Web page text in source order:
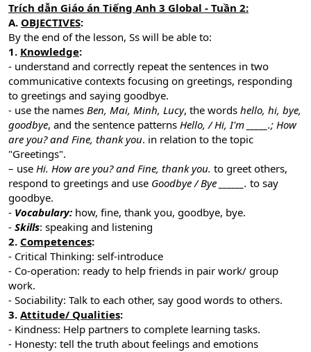
Trích dẫn Giáo án Tiếng Anh 3 Global - Tuần 2:
A. OBJECTIVES:
By the end of the lesson, Ss will be able to:
1. Knowledge:
- understand and correctly repeat the sentences in two
communicative contexts focusing on greetings, responding
to greetings and saying goodbye.
- use the names Ben, Mai, Minh, Lucy, the words hello, hi, bye,
goodbye, and the sentence patterns Hello, / Hi, I'm _____.; How
are you? and Fine, thank you. in relation to the topic
"Greetings".
– use Hi. How are you? and Fine, thank you. to greet others,
respond to greetings and use Goodbye / Bye ______. to say
goodbye.
- Vocabulary: how, fine, thank you, goodbye, bye.
- Skills: speaking and listening
2. Competences:
- Critical Thinking: self-introduce
- Co-operation: ready to help friends in pair work/ group
work.
- Sociability: Talk to each other, say good words to others.
3. Attitude/ Qualities:
- Kindness: Help partners to complete learning tasks.
- Honesty: tell the truth about feelings and emotions